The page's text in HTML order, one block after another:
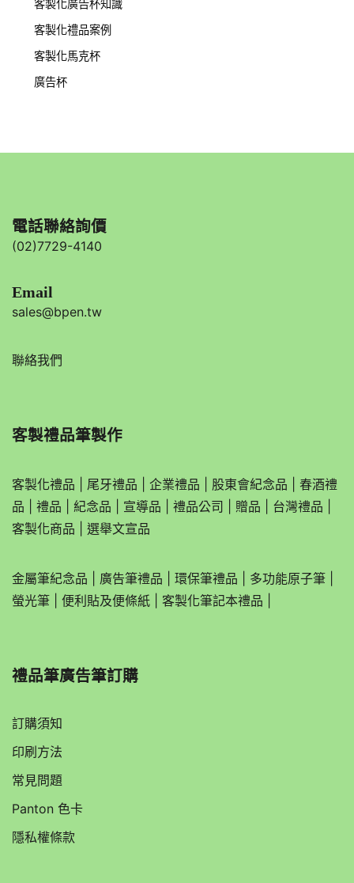
客製化廣告杯知識
客製化禮品案例
客製化馬克杯
廣告杯
電話聯絡詢價
(02)7729-4140
Email
sales@bpen.tw
聯絡我們
客製禮品筆製作
客製化禮品 尾牙禮品 企業禮品 股東會紀念品
春酒禮
品
禮品 紀念品 宣導品 禮品公司 贈品 台灣禮品
客製化商品
選舉文宣品
金屬筆紀念品 廣告筆禮品 環保筆禮品 多功能原子筆
螢光筆
便利貼及便條紙 客製化筆記本禮品
禮品筆廣告筆訂購
訂購須知
印刷方法
常見問題
Panton 色卡
隱私權條款